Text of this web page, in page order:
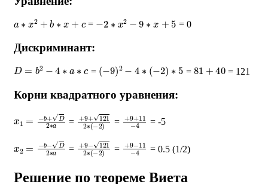
2 b ∗ = 2∗ 2− ∗ = 0
Дискриминант:
D= 2− a = (− 9)2− ∗ −2 ∗ = 81 + 40 = 121
Корни квадратного уравнения:
+ D2∗ = + 9+ 121 (−2 )
= + 9+ 11 = -5
b−D2∗ = +9−121 (−2)
= +9−11 4
= 0.5 (1/2)
Решение по теореме Виета